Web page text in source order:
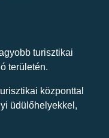
turisztikai
területén.
központtal
üdülőhelyekkel,